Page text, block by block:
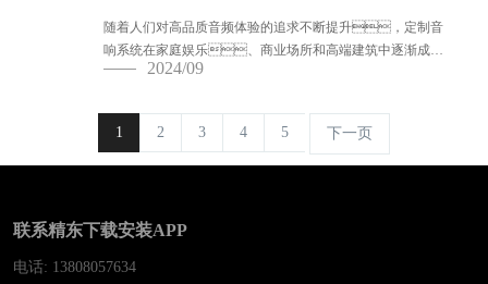
随着人们对高品质音频体验的追求不断提升，定制音
响系统在家庭娱乐、商业场所和高端建筑中逐渐成为
主流选择。定制音响系统不仅能够满足个性化的需
2024/09
1 2 3 4 5 下一页
联系精东下载安装APP
电话: 13808057634